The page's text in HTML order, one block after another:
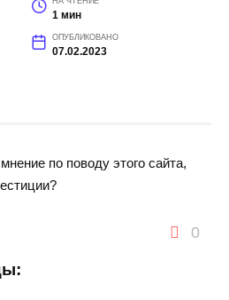
1 мин
ОПУБЛИКОВАНО
07.02.2023
по поводу этого сайта,
0